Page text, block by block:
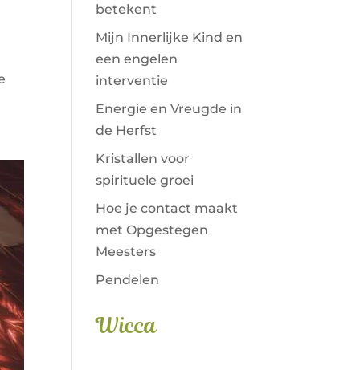
betekent
Mijn Innerlijke Kind en
een engelen
interventie
Energie en Vreugde in
de Herfst
Kristallen voor
spirituele groei
Hoe je contact maakt
met Opgestegen
Meesters
Pendelen
Wicca